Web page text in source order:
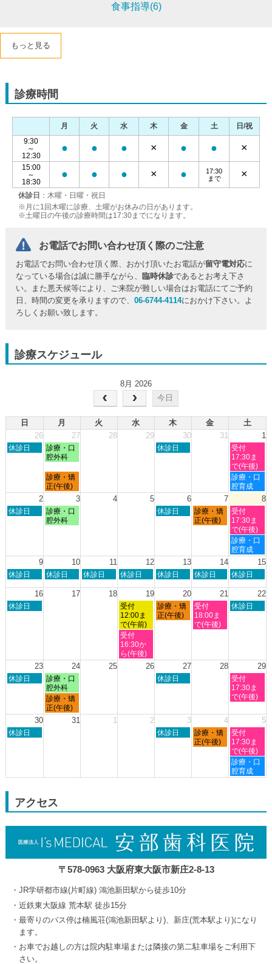
食事指導(6)
もっと見る
診療時間
休診日 ：木曜・日曜・祝日
※月に1回木曜に診療、土曜がお休みの日があります。
※土曜日の午後の診療時間は17:30までになります。
月 火 水 木 金 土
日/祝
9:30
～
12:30
● ● ● × ● ● ×
15:00
～
18:30
● ● ● × ●
17:30
まで
×
お電話でお問い合わせ頂く際のご注意
お電話でお問い合わせ頂く際、おかけ頂いたお電話が留守電対応に
なっている場合は誠に勝手ながら、
臨時休診であるとお考え下さ
い。また悪天候等により、ご来院が難しい場合はお電話にてご予約
日、時間の変更を承りますので、06-6744-4114におかけ下さい。よ
ろしくお願い致します。
診療スケジュール
8月 2026
今日
日 月 火 水 木 金
土
26
27 28 29 30 31 1
日
26th
休診日
月
曜
7
月
27th
診療・口
腔外科
木
30th
休診日
土
曜
日,
8
月
1st
受付
17:30ま
で(午後)
月
曜
日,
月
27th
診療・矯
正(午後)
土
曜
日,
月
1st
2026
診療・口
腔育成
2 3 4 5 6 7 8
日
2nd
休診日
月
曜
3rd
診療・口
腔外科
木
6th
休診日
金
曜
7th
診療・矯
正(午後)
土
曜
日,
8
月
8th
受付
17:30ま
で(午後)
土
曜
日,
月
診療・口
腔育成
9 10 11 12 13 14 15
日
8
月
休診日
月
休診日
火
休診日
水
8
月
12th
2026
休診日
木
8
月
13th
休診日
金
8
月
14th
2026
休診日
土
8
月
休診日
16 17 18 19 20 21 22
日
2026
休診日
水
曜
日,
8
月
19th
2026
受付
12:00ま
で(午前)
木
曜
2026
診療・矯
正(午後)
金
曜
日,
2026
受付
18:00ま
で(午後)
土
2026
休診日
水
曜
日,
8
受付
16:30か
ら(午後)
23 24 25 26 27 28 29
日
月
2026
休診日
月
曜
日,
8
月
診療・口
腔外科
木
月
2026
休診日
土
曜
日,
月
2026
受付
17:30ま
で(午後)
月
曜
日,
診療・矯
正(午後)
30 31 1 2 3 4 5
日
30th
休診日
木
3rd
休診日
金
曜
4th
診療・矯
正(午後)
土
曜
日,
9
月
5th
受付
17:30ま
で(午後)
土
曜
日,
診療・口
腔育成
アクセス
〒578-0963 大阪府東大阪市新庄2-8-13
JR学研都市線(片町線) 鴻池新田駅から徒歩10分
近鉄東大阪線 荒本駅 徒歩15分
最寄りのバス停は楠風荘(鴻池新田駅より)、新庄(荒本駅より)になり
ます。
お車でお越しの方は院内駐車場または隣接の第二駐車場をご利用下
さい。